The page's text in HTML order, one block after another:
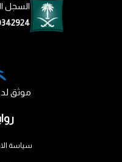
سياسة
السجل
موثق